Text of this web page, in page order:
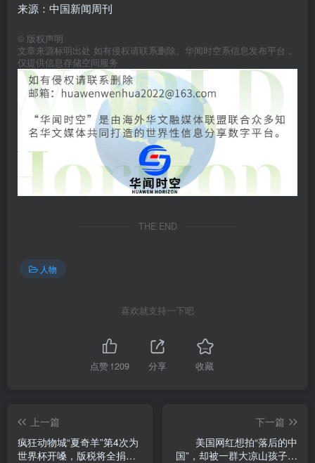
来源：中国新闻周刊
© 版权声明
文章来源标明出处 如有侵权请联系删除。华闻时空系信息发布平台，
仅提供信息存储空间服务
THE END
人物
喜欢就支持一下吧
点赞1209 分享 收藏
上一篇
疯狂动物城“夏奇羊”第4次为
世界杯开嗓，版税将全捐用
下一篇
美国网红想拍“落后的中
国”，却被一群大凉山孩子追